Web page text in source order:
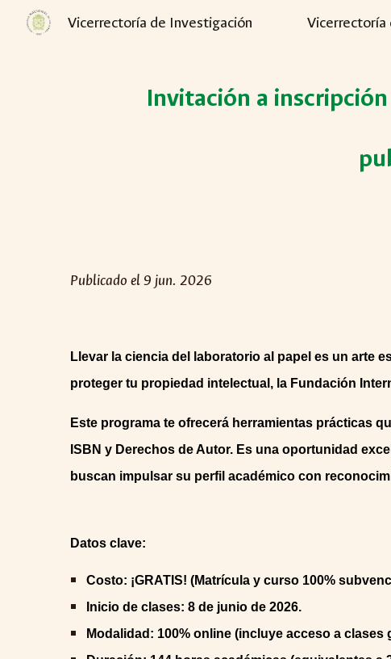
Skip to
Vicerrectoría de Investigación Vicerrectoría
Invitación a
Publicado el 9 jun. 2026
Llevar la ciencia del laboratorio al papel es un arte
proteger tu propiedad intelectual, la Fundación
Este programa te ofrecerá herramientas prácticas
ISBN y Derechos de Autor. Es una oportunidad
buscan impulsar su perfil académico con
Datos clave:
Costo: ¡GRATIS! (Matrícula y curso 100%
Inicio de clases: 8 de junio de 2026.
Modalidad: 100% online (incluye acceso a